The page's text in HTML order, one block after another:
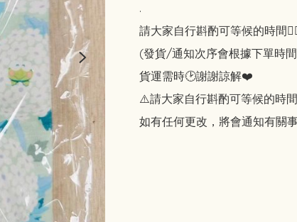
.
請大家自行斟酌可等候的時間
(發貨/通知次序會根據下單時
貨運需時🕑謝謝諒解❤️
⚠️請大家自行斟酌可等候的時
如有任何更改，將會通知有關事